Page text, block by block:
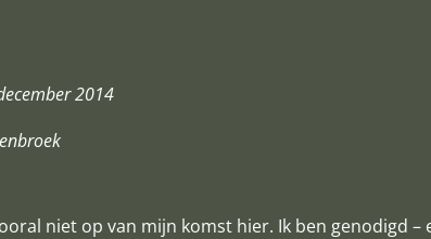
2014
niet op van mijn komst hier. Ik ben genodigd